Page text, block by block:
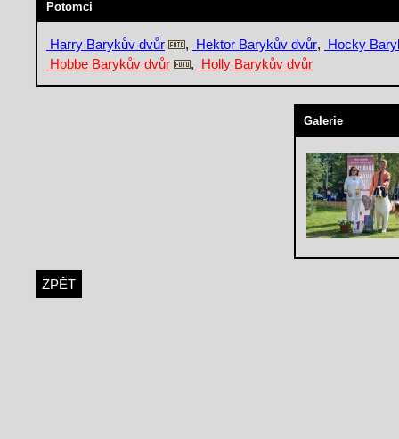
Potomci
Harry Barykův dvůr , Hektor Barykův dvůr, Hocky
Hobbe Barykův dvůr
, Holly Barykův dvůr
Galerie
ZPĚT